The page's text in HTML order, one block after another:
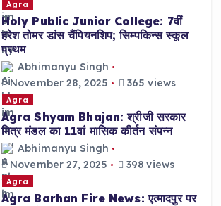
Agra
Holy Public Junior College: 7वीं
हरेश तोमर डांस चैंपियनशिप; सिम्पकिन्स स्कूल
प्रथम
Abhimanyu Singh
November 28, 2025
365 views
Agra
Agra Shyam Bhajan: श्रीजी सरकार
मित्र मंडल का 11वां मासिक कीर्तन संपन्न
Abhimanyu Singh
November 27, 2025
398 views
Agra
Agra Barhan Fire News: एत्मादपुर पर